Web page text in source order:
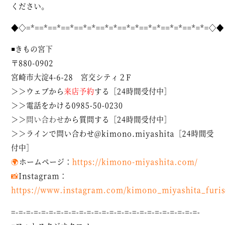
ください。
◆◇=*==*==*==*==*=*==*=*==*=*==*=*==*=*==*=*=◇◆
◾きもの宮下
〒880-0902
宮崎市大淀4-6-28 宮交シティ２F
＞＞ウェブから来店予約する［24時間受付中］
＞＞電話をかける0985-50-0230
＞＞問い合わせから質問する［24時間受付中］
＞＞ラインで問い合わせ@kimono.miyashita［24時間受
付中］
🌍ホームページ：https://kimono-miyashita.com/
📸Instagram：
https://www.instagram.com/
=-=-=-=-=-=-=-=-=-=-=-=-=-=-=-=-=-=-=-=-=-=-=-=-=-